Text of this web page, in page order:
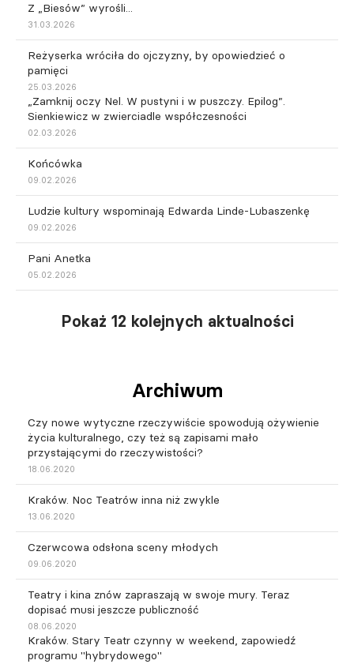
Z „Biesów” wyrośli...
31.03.2026
Reżyserka wróciła do ojczyzny, by opowiedzieć o
pamięci
25.03.2026
„Zamknij oczy Nel. W pustyni i w puszczy. Epilog”.
Sienkiewicz w zwierciadle współczesności
02.03.2026
Końcówka
09.02.2026
Ludzie kultury wspominają Edwarda Linde-Lubaszenkę
09.02.2026
Pani Anetka
05.02.2026
Pokaż 12 kolejnych aktualności
Archiwum
Czy nowe wytyczne rzeczywiście spowodują ożywienie
życia kulturalnego, czy też są zapisami mało
przystającymi do rzeczywistości?
18.06.2020
Kraków. Noc Teatrów inna niż zwykle
13.06.2020
Czerwcowa odsłona sceny młodych
09.06.2020
Teatry i kina znów zapraszają w swoje mury. Teraz
dopisać musi jeszcze publiczność
08.06.2020
Kraków. Stary Teatr czynny w weekend, zapowiedź
programu "hybrydowego"